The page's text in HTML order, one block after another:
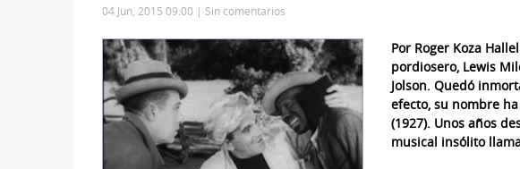
04 Jun, 2015 09:00 | Sin comentarios
Por Roger Koza
pordiosero, Lewis
Jolson. Quedó
efecto, su nombre
(1927). Unos años
musical insólito